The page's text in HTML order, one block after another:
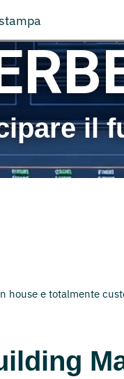
il
house e totalmente